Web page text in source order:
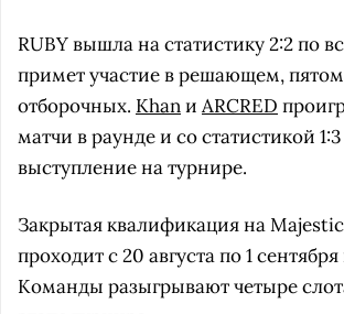
RUBY вышла на статистику 2:2 по
примет участие в решающем,
отборочных. Khanи ARCRED
матчи в раунде и со статистикой
выступление на турнире.
Закрытая квалификация на
проходит с 20 августа по 1
Команды разыгрывают четыре